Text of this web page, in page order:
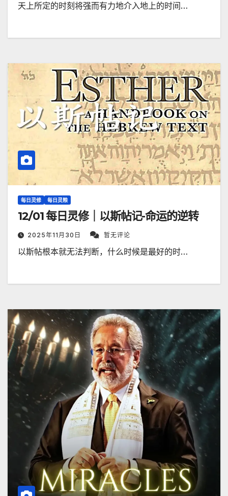
天上所定的时刻将强而有力地介入地上的时间…
每日灵修 每日灵粮
12/01 每日灵修｜以斯帖记-命运的逆转
2025年11月30日 暂无评论
以斯帖根本就无法判断，什么时候是最好的时…